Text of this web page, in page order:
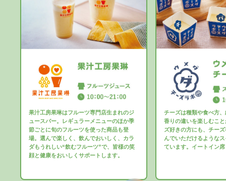
果汁工房果琳はフルーツ専門店生まれのジ
ュースバー。レギュラーメニューのほか季
節ごとに旬のフルーツを使った商品も登
場。選んで楽しく、飲んでおいしく、カラ
ダもうれしい“飲むフルーツ”で、皆様の笑
顔と健康をおいしくサポートします。
チーズは種類や食べ方
香りの違いを楽しむこ
ズ好きの方にも、チー
んでいただけるような
ています。イートイン